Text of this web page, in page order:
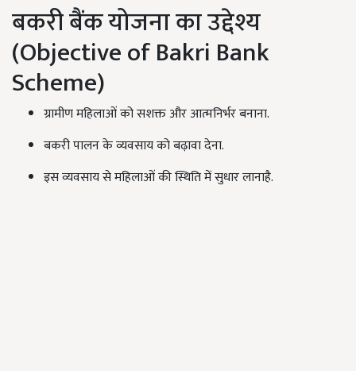
बकरी बैंक योजना का उद्देश्य
(Objective of Bakri Bank
Scheme)
ग्रामीण महिलाओं को सशक्त और आत्मनिर्भर बनाना.
बकरी पालन के व्यवसाय को बढ़ावा देना.
इस व्यवसाय से महिलाओं की स्थिति में सुधार लानाहै.